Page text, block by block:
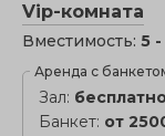
Vip-комната
Вместимость: 5 -
Аренда с
Зал: бесплатно
Банкет: от